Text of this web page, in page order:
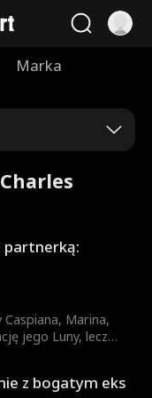
Marka
partnerką:
Marina,
jego Luny, lecz
Mariną, co
z bogatym eks